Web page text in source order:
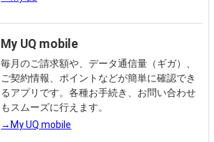
My UQ mobile
毎月のご請求額や、データ通信量（ギガ）、
ご契約情報、ポイントなどが簡単に確認でき
るアプリです。各種お手続き、お問い合わせ
もスムーズに行えます。
→My UQ mobile